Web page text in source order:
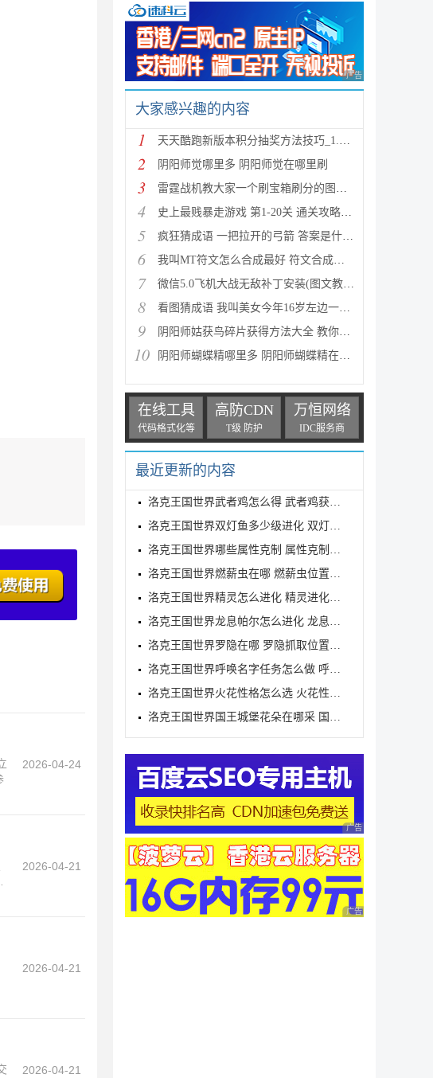
2026-04-24
2026-04-21
2026-04-21
2026-04-21
广告 商业广告，理性
大家感兴趣的内容
1 天天酷跑新版本积分抽奖方法技巧_1.0.8.0版新人物新坐
2 阴阳师觉哪里多 阴阳师觉在哪里刷
3 雷霆战机教大家一个刷宝箱刷分的图文教程
4 史上最贱暴走游戏 第1-20关 通关攻略(图文详解)
5 疯狂猜成语 一把拉开的弓箭 答案是什么成语
6 我叫MT符文怎么合成最好 符文合成攻略推荐
7 微信5.0飞机大战无敌补丁安装(图文教程) 高分攻略
8 看图猜成语 我叫美女今年16岁左边一个女人 答案是什么
9 阴阳师姑获鸟碎片获得方法大全 教你如何快速获得姑获
10 阴阳师蝴蝶精哪里多 阴阳师蝴蝶精在哪里刷
在线工具
代码格式化等
高防CDN
T级 防护
万恒网络
IDC服务商
最近更新的内容
洛克王国世界武者鸡怎么得 武者鸡获得方式
洛克王国世界双灯鱼多少级进化 双灯鱼进化等级介绍
洛克王国世界哪些属性克制 属性克制表分享
洛克王国世界燃薪虫在哪 燃薪虫位置详解
洛克王国世界精灵怎么进化 精灵进化方式
洛克王国世界龙息帕尔怎么进化 龙息帕尔进化介绍
洛克王国世界罗隐在哪 罗隐抓取位置分享
洛克王国世界呼唤名字任务怎么做 呼唤名字任务完成方
洛克王国世界火花性格怎么选 火花性格推荐
洛克王国世界国王城堡花朵在哪采 国王城堡全花朵采集
广告 商业广告，理性
广告 商业广告，理性